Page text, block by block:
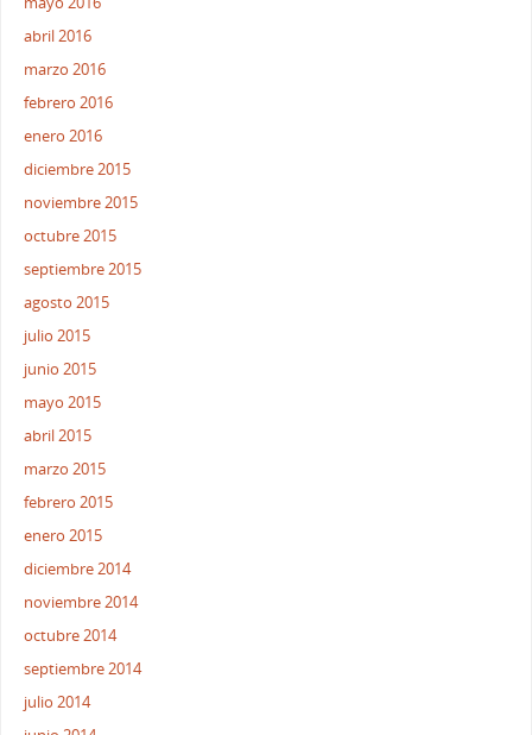
abril 2016
marzo 2016
febrero 2016
enero 2016
diciembre 2015
noviembre 2015
octubre 2015
septiembre 2015
agosto 2015
julio 2015
junio 2015
mayo 2015
abril 2015
marzo 2015
febrero 2015
enero 2015
diciembre 2014
noviembre 2014
octubre 2014
septiembre 2014
julio 2014